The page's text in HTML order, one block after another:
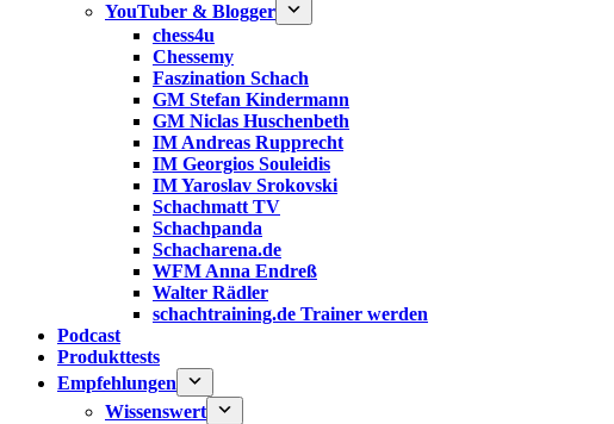
YouTuber & Blogger
chess4u
Chessemy
Faszination Schach
GM Stefan Kindermann
GM Niclas Huschenbeth
IM Andreas Rupprecht
IM Georgios Souleidis
IM Yaroslav Srokovski
Schachmatt TV
Schachpanda
Schacharena.de
WFM Anna Endreß
Walter Rädler
schachtraining.de Trainer werden
Podcast
Produkttests
Empfehlungen
Wissenswert